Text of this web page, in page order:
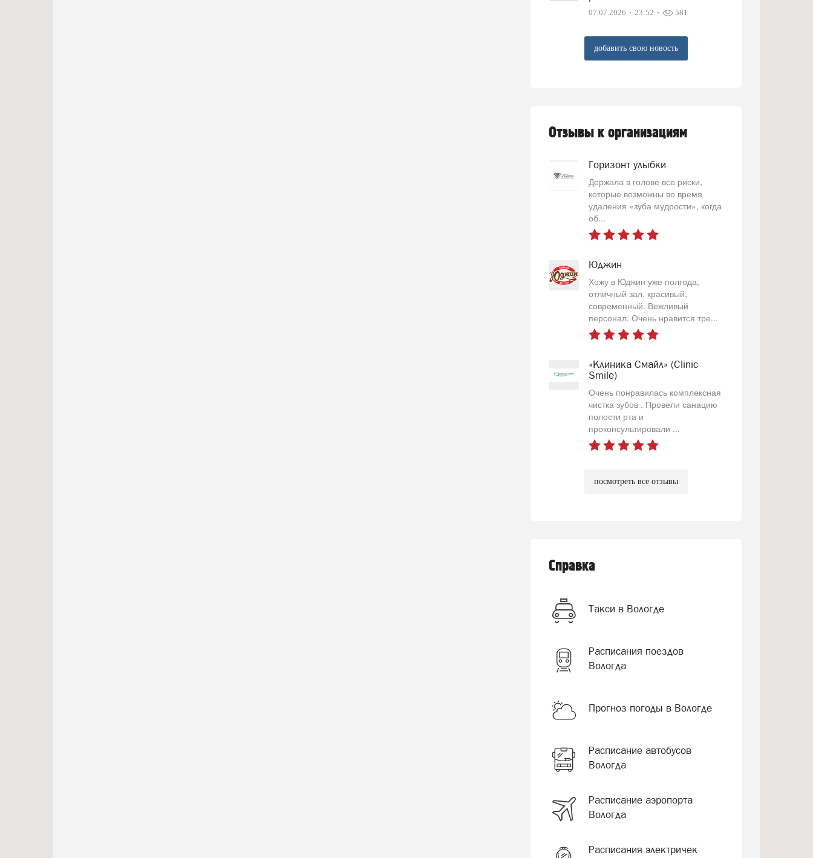
07.07.2026 23:52 581
добавить свою новость
Отзывы к организациям
Горизонт улыбки
Держала в голове все риски,
которые возможны во время
удаления «зуба мудрости», когда
об...
Юджин
Хожу в Юджин уже полгода,
отличный зал, красивый,
современный. Вежливый
персонал. Очень нравится тре...
«Клиника Смайл» (Clinic
Smile)
Очень понравилась комплексная
чистка зубов . Провели санацию
полости рта и
проконсультировали ...
посмотреть все отзывы
Справка
Такси в Вологде
Расписания поездов
Вологда
Прогноз погоды в Вологде
Расписание автобусов
Вологда
Расписание аэропорта
Вологда
Расписания электричек